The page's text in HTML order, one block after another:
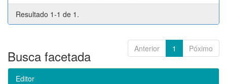
Resultado 1-1 de 1.
Anterior 1 Póximo
Busca facetada
Editor